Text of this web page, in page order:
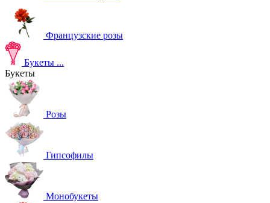
Французские розы
Букеты ...
Букеты
Розы
Гипсофилы
Монобукеты